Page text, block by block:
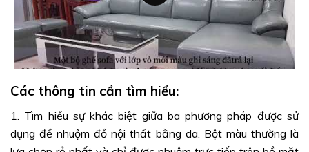
Các thông tin cần tìm hiểu:
1. Tìm hiểu sự khác biệt giữa ba phương pháp được sử
dụng để nhuộm đồ nội thất bằng da. Bột màu thường là